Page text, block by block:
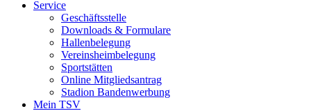
Service
Geschäftsstelle
Downloads & Formulare
Hallenbelegung
Vereinsheimbelegung
Sportstätten
Online Mitgliedsantrag
Stadion Bandenwerbung
Mein TSV